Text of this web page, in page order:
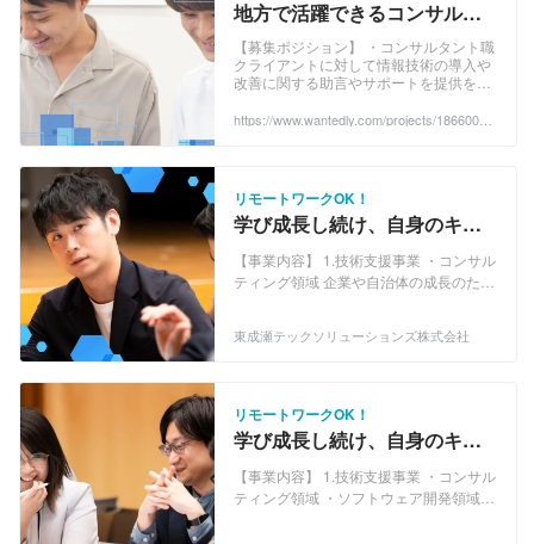
地方で活躍できるコンサルタ
ントに！ - 東成瀬テックソリュ
ーションズ株式会社のコンサ
ルティングの採用 - Wantedly
【募集ポジション】 ・コンサルタント職
クライアントに対して情報技術の導入や
改善に関する助言やサポートを提供を行
https://www.wantedly.com/projects/1866003?
リモートワークOK！
学び成長し続け、自身のキャ
リアアップに繋げませんか？
経験0からマーケター！
【事業内容】 1.技術支援事業 ・コンサル
ティング領域 企業や自治体の成長のため
ウドコンピューティングといった先端テ
また、セキュリティやプライバシーとい
ったリスク対策についてもアドバイス
し、安心してテクノロジーを導入・活用
できる環境を作り出します。 ・ソフトウ
ェア開発領域 顧客のニーズやビジネス要
東成瀬テックソリューションズ株式会社
リモートワークOK！
学び成長し続け、自身のキャ
リアUPに繋げませんか？経験
ゼロからSEに！
【事業内容】 1.技術支援事業 ・コンサル
ティング領域 ・ソフトウェア開発領域